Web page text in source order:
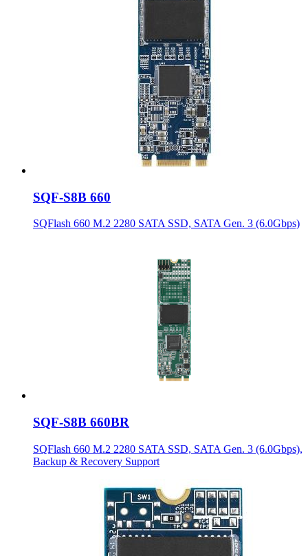
SQF-S8B 660
SQFlash 660 M.2 2280 SATA SSD, SATA Gen. 3 (6.0Gbps)
SQF-S8B 660BR
SQFlash 660 M.2 2280 SATA SSD, SATA Gen. 3 (6.0Gbps),
Backup & Recovery Support